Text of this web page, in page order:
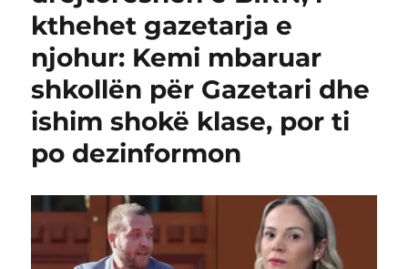
kthehet gazetarja e
njohur: Kemi mbaruar
shkollën për Gazetari dhe
ishim shokë klase, por ti
po dezinformon